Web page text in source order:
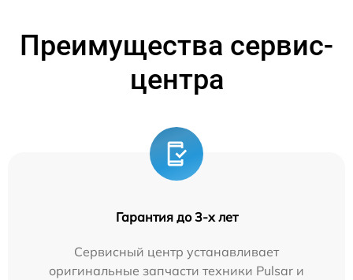
Преимущества сервис-
центра
Гарантия до 3-х лет
Сервисный центр устанавливает
оригинальные запчасти техники Pulsar и